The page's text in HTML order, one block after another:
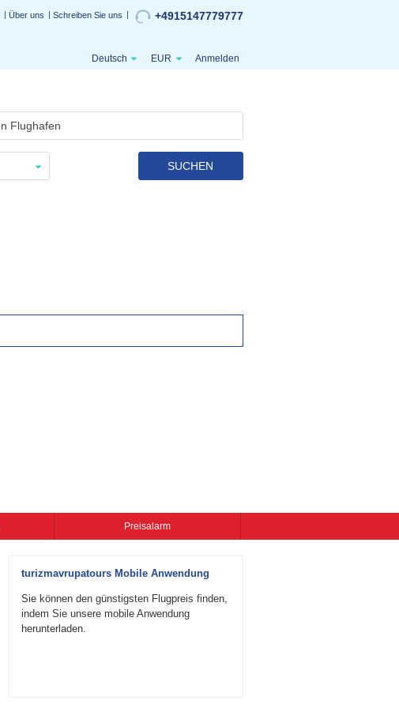
Über uns Schreiben Sie uns +4915147779777
Deutsch EUR Anmelden
SUCHEN
Preisalarm
turizmavrupatours Mobile Anwendung
Sie können den günstigsten Flugpreis finden,
indem Sie unsere mobile Anwendung
herunterladen.